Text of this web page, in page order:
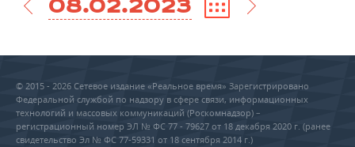
08.02.2023
© 2015 - 2026 Сетевое издание «Реальное время» Зарегистрировано
Федеральной службой по надзору в сфере связи, информационных
технологий и массовых коммуникаций (Роскомнадзор) –
регистрационный номер ЭЛ № ФС 77 - 79627 от 18 декабря 2020 г. (ранее
свидетельство Эл № ФС 77-59331 от 18 сентября 2014 г.)